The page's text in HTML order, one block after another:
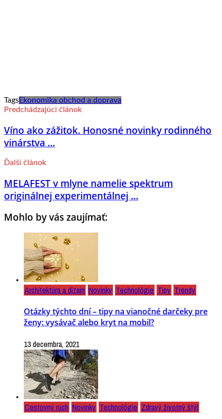
TagsEkonomika obchod a doprava
Predchádzajúci článok
Víno ako zážitok. Honosné novinky rodinného
vinárstva ...
Ďalší článok
MELAFEST v mlyne namelie spektrum
originálnej experimentálnej ...
Mohlo by vás zaujímať:
Architektúra a dizajn Novinky Technológie Tipy Trendy
Otázky týchto dní – tipy na vianočné darčeky pre
ženy: vysávač alebo kryt na mobil?
13 decembra, 2021
Cestovný ruch Novinky Technológie Zdravý životný štýl